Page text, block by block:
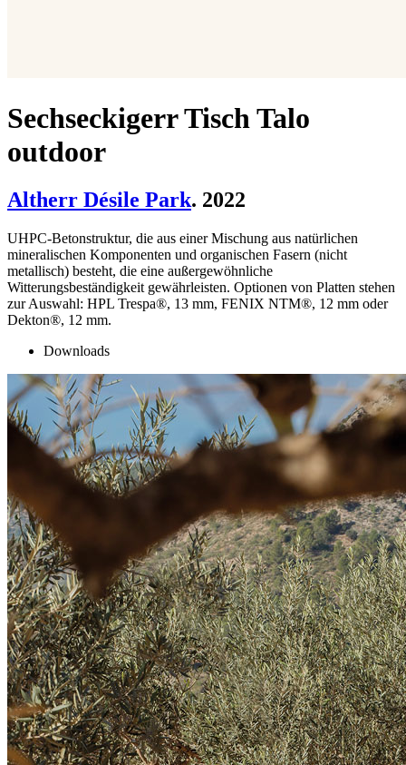
Sechseckigerr Tisch Talo
outdoor
Altherr Désile Park. 2022
UHPC-Betonstruktur, die aus einer Mischung aus natürlichen
mineralischen Komponenten und organischen Fasern (nicht
metallisch) besteht, die eine außergewöhnliche
Witterungsbeständigkeit gewährleisten. Optionen von Platten stehen
zur Auswahl: HPL Trespa®, 13 mm, FENIX NTM®, 12 mm oder
Dekton®, 12 mm.
Downloads